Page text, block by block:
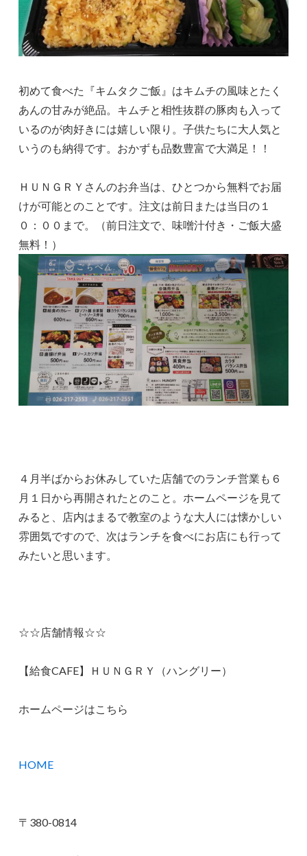
初めて食べた『キムタクご飯』はキムチの風味とたく
あんの甘みが絶品。キムチと相性抜群の豚肉も入って
いるのが肉好きには嬉しい限り。子供たちに大人気と
いうのも納得です。おかずも品数豊富で大満足！！
ＨＵＮＧＲＹさんのお弁当は、ひとつから無料でお届
けが可能とのことです。注文は前日または当日の１
０：００まで。（前日注文で、味噌汁付き・ご飯大盛
無料！）
４月半ばからお休みしていた店舗でのランチ営業も６
月１日から再開されたとのこと。ホームページを見て
みると、店内はまるで教室のような大人には懐かしい
雰囲気ですので、次はランチを食べにお店にも行って
みたいと思います。
☆☆店舗情報☆☆
【給食CAFE】ＨＵＮＧＲＹ（ハングリー）
ホームページはこちら
HOME
〒380-0814